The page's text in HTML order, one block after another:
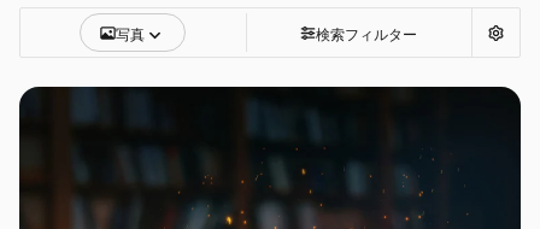
写真 検索フィルター